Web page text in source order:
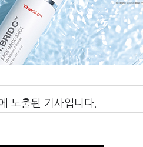
노출된 기사입니다.